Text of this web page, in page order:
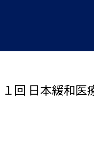
回 日本緩和医